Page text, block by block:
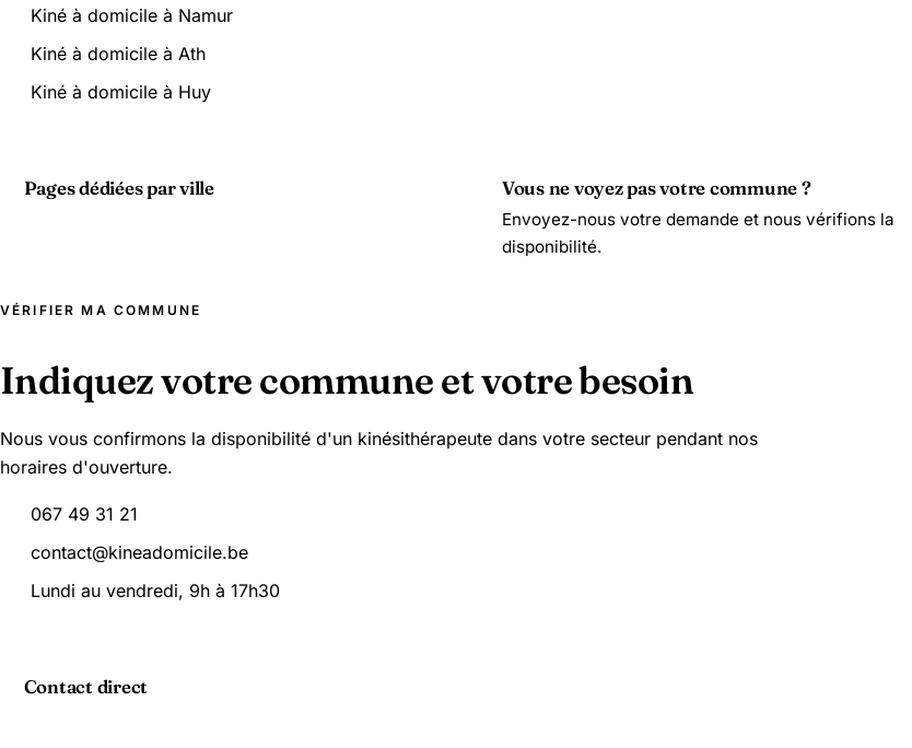
Kiné à domicile à Namur
Kiné à domicile à Ath
Kiné à domicile à Huy
Pages dédiées par ville Vous ne voyez pas votre commune ?
Envoyez-nous votre demande et nous vérifions la
disponibilité.
VÉRIFIER MA COMMUNE
Indiquez votre commune et votre besoin
Nous vous confirmons la disponibilité d'un kinésithérapeute dans votre secteur pendant nos
horaires d'ouverture.
067 49 31 21
contact@kineadomicile.be
Lundi au vendredi, 9h à 17h30
Contact direct